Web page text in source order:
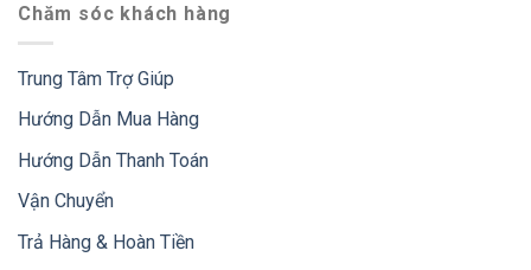
Chăm sóc khách hàng
Trung Tâm Trợ Giúp
Hướng Dẫn Mua Hàng
Hướng Dẫn Thanh Toán
Vận Chuyển
Trả Hàng & Hoàn Tiền